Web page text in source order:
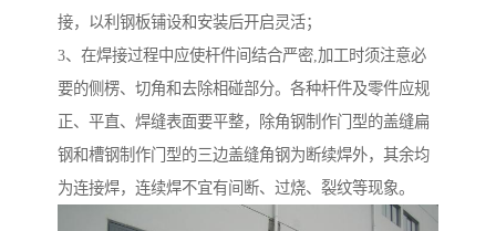
接，以利钢板铺设和安装后开启灵活；
3、在焊接过程中应使杆件间结合严密,加工时须注意必
要的侧楞、切角和去除相碰部分。各种杆件及零件应规
正、平直、焊缝表面要平整，除角钢制作门型的盖缝扁
钢和槽钢制作门型的三边盖缝角钢为断续焊外，其余均
为连接焊，连续焊不宜有间断、过烧、裂纹等现象。